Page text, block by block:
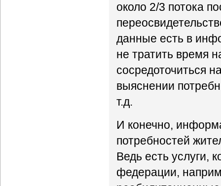
около 2/3 потока
данные есть в
не тратить время
сосредоточиться
выяснении
т.д.
И конечно,
потребностей
Ведь есть услуги,
федерации,